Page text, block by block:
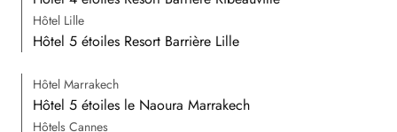
Hôtel Lille
Hôtel 5 étoiles Resort Barrière Lille
Hôtel Marrakech
Hôtel 5 étoiles le Naoura Marrakech
Hôtels Cannes